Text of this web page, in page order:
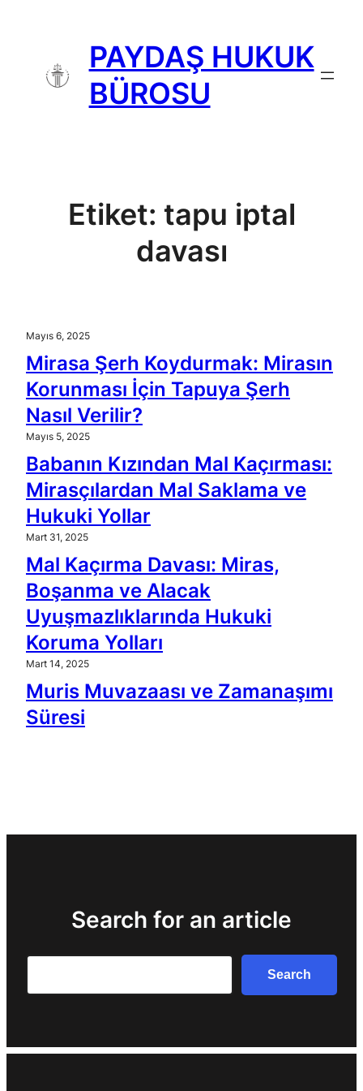
PAYDAŞ HUKUK
BÜROSU
Etiket: tapu iptal
davası
Mayıs 6, 2025
Mirasa Şerh Koydurmak: Mirasın
Korunması İçin Tapuya Şerh
Nasıl Verilir?
Mayıs 5, 2025
Babanın Kızından Mal Kaçırması:
Mirasçılardan Mal Saklama ve
Hukuki Yollar
Mart 31, 2025
Mal Kaçırma Davası: Miras,
Boşanma ve Alacak
Uyuşmazlıklarında Hukuki
Koruma Yolları
Mart 14, 2025
Muris Muvazaası ve Zamanaşımı
Süresi
Search for an article
Search